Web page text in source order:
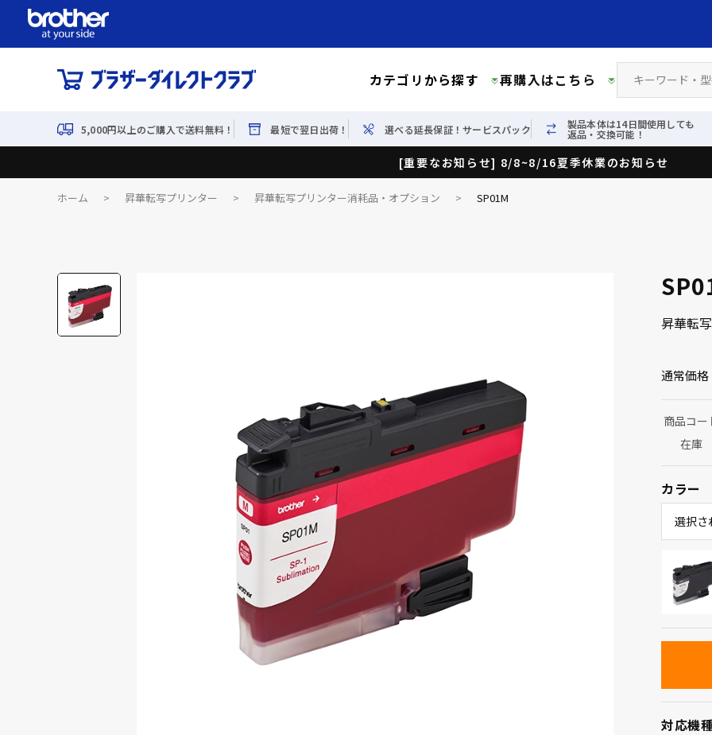
カテゴリから探す 再購入はこちら
5,000円以上のご購入で送料無料！ 最短で翌日出荷！ 選べる延長保証！サービスパック 製品本体は14日間使用しても
返品・交換可能！
[重要なお知らせ] 8/8~8/16夏季休業のお知らせ
ホーム > 昇華転写プリンター > 昇華転写プリンター消耗品・オプション > SP01M
昇華転
通常価格
商品コー
在庫
対応機
カラー
選択さ